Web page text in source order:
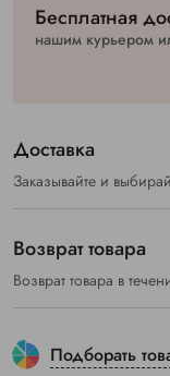
Бесплатная
нашим курьером
Доставка
Заказывайте и
Возврат товара
Возврат товара в
Подборать